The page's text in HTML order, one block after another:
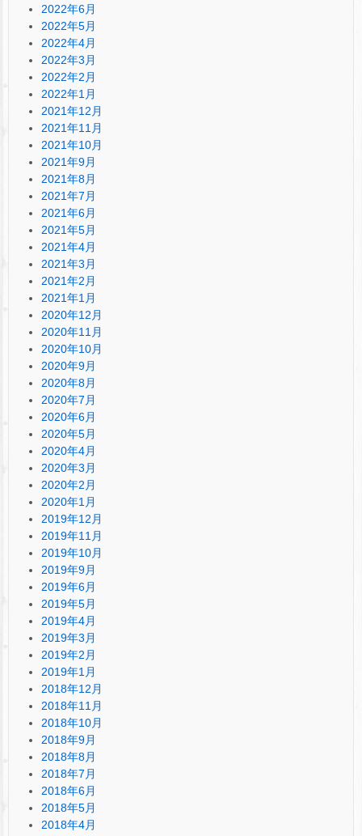
2022年6月
2022年5月
2022年4月
2022年3月
2022年2月
2022年1月
2021年12月
2021年11月
2021年10月
2021年9月
2021年8月
2021年7月
2021年6月
2021年5月
2021年4月
2021年3月
2021年2月
2021年1月
2020年12月
2020年11月
2020年10月
2020年9月
2020年8月
2020年7月
2020年6月
2020年5月
2020年4月
2020年3月
2020年2月
2020年1月
2019年12月
2019年11月
2019年10月
2019年9月
2019年6月
2019年5月
2019年4月
2019年3月
2019年2月
2019年1月
2018年12月
2018年11月
2018年10月
2018年9月
2018年8月
2018年7月
2018年6月
2018年5月
2018年4月